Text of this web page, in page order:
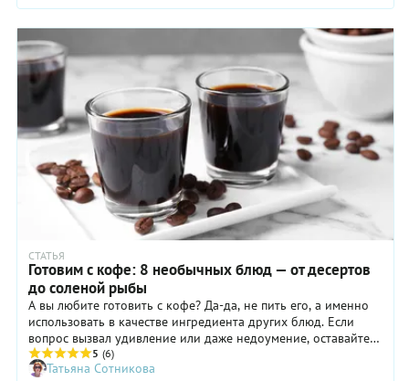
СТАТЬЯ
Готовим с кофе: 8 необычных блюд — от десертов
до соленой рыбы
А вы любите готовить с кофе? Да-да, не пить его, а именно
использовать в качестве ингредиента других блюд. Если
вопрос вызвал удивление или даже недоумение, оставайтесь
с нами: вас ждет немало интересных гастрономических
открытий!
5 (6)
Татьяна Сотникова